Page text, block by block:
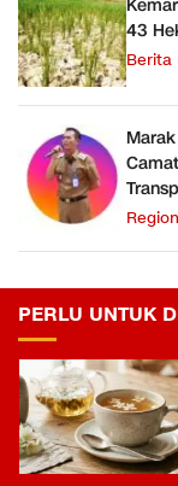
43
Berita
PERLU UNTUK